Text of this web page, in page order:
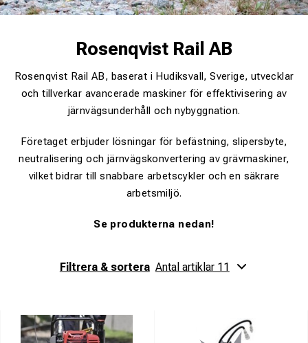
Rosenqvist Rail AB
Rosenqvist Rail AB, baserat i Hudiksvall, Sverige, utvecklar
och tillverkar avancerade maskiner för effektivisering av
järnvägsunderhåll och nybyggnation.
Företaget erbjuder lösningar för befästning, slipersbyte,
neutralisering och järnvägskonvertering av grävmaskiner,
vilket bidrar till snabbare arbetscykler och en säkrare
arbetsmiljö.
Se produkterna nedan!
Filtrera & sortera Antal artiklar 11